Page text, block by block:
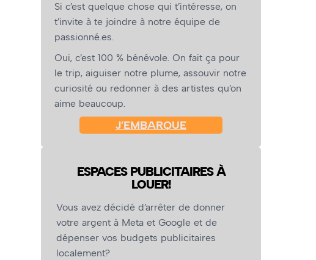
Si c’est quelque chose qui t’intéresse, on
t’invite à te joindre à notre équipe de
passionné.es.
Oui, c’est 100 % bénévole. On fait ça pour
le trip, aiguiser notre plume, assouvir notre
curiosité ou redonner à des artistes qu’on
aime beaucoup.
J’EMBARQUE
ESPACES PUBLICITAIRES À
LOUER!
Vous avez décidé d’arrêter de donner
votre argent à Meta et Google et de
dépenser vos budgets publicitaires
localement?